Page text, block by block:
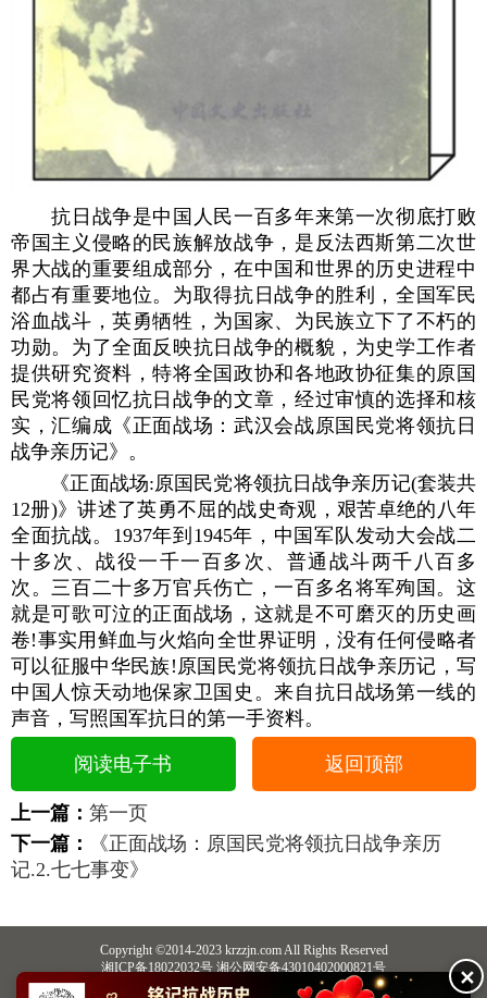
抗日战争是中国人民一百多年来第一次彻底打败
帝国主义侵略的民族解放战争，是反法西斯第二次世
界大战的重要组成部分，在中国和世界的历史进程中
都占有重要地位。为取得抗日战争的胜利，全国军民
浴血战斗，英勇牺牲，为国家、为民族立下了不朽的
功勋。为了全面反映抗日战争的概貌，为史学工作者
提供研究资料，特将全国政协和各地政协征集的原国
民党将领回忆抗日战争的文章，经过审慎的选择和核
实，汇编成《正面战场：武汉会战原国民党将领抗日
战争亲历记》。
《正面战场:原国民党将领抗日战争亲历记(套装共
12册)》讲述了英勇不屈的战史奇观，艰苦卓绝的八年
全面抗战。1937年到1945年，中国军队发动大会战二
十多次、战役一千一百多次、普通战斗两千八百多
次。三百二十多万官兵伤亡，一百多名将军殉国。这
就是可歌可泣的正面战场，这就是不可磨灭的历史画
卷!事实用鲜血与火焰向全世界证明，没有任何侵略者
可以征服中华民族!原国民党将领抗日战争亲历记，写
中国人惊天动地保家卫国史。来自抗日战场第一线的
声音，写照国军抗日的第一手资料。
阅读电子书 返回顶部
上一篇： 第一页
下一篇：
《正面战场：原国民党将领抗日战争亲历
记.2.七七事变》
Copyright ©2014-2023 krzzjn.com All Rights Reserved
湘ICP备18022032号 湘公网安备43010402000821号
中央网信办违法和不良信息举报中心
长沙市互联网违法和不良信息举报中心✕